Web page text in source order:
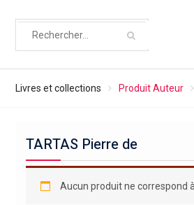
Livres et collections Produit Auteur
TARTAS Pierre de
Aucun produit ne correspond